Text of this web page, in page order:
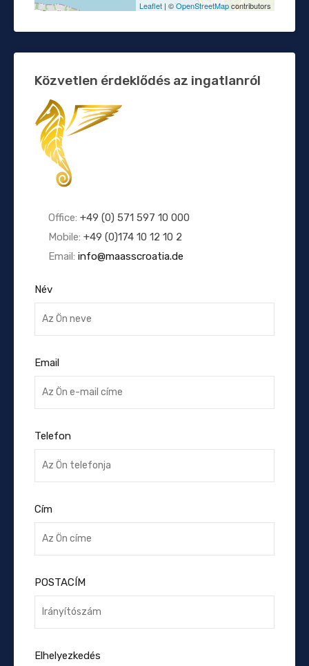
Leaflet | ©OpenStreetMapcontributors
Közvetlen érdeklődés az ingatlanról
Office: +49 (0) 571 597 10 000
Mobile: +49 (0)174 10 12 10 2
Email: info@maasscroatia.de
Név
Email
Telefon
Cím
POSTACÍM
Elhelyezkedés